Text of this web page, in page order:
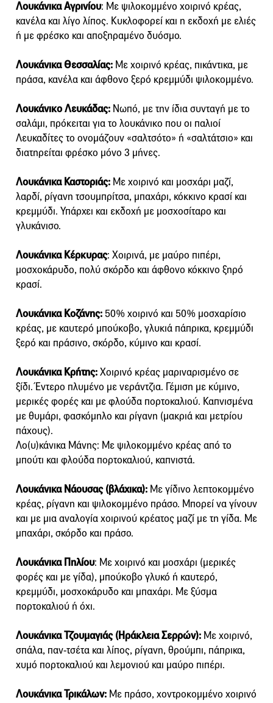
Λουκάνικα Αγρινίου: Με ψιλοκομμένο χοιρινό κρέας,
κανέλα και λίγο λίπος. Κυκλοφορεί και η εκδοχή με ελιές
ή με φρέσκο και αποξηραμένο δυόσμο.
Λουκάνικα Θεσσαλίας: Με χοιρινό κρέας, πικάντικα, με
πράσα, κανέλα και άφθονο ξερό κρεμμύδι ψιλοκομμένο.
Λουκάνικο Λευκάδας: Νωπό, με την ίδια συνταγή με το
σαλάμι, πρόκειται για το λουκάνικο που οι παλιοί
Λευκαδίτες το ονομάζουν «σαλτσότο» ή «σαλτάτσιο» και
διατηρείται φρέσκο μόνο 3 μήνες.
Λουκάνικα Καστοριάς: Με χοιρινό και μοσχάρι μαζί,
λαρδί, ρίγανη τσουμπρίτσα, μπαχάρι, κόκκινο κρασί και
κρεμμύδι. Υπάρχει και εκδοχή με μοσχοσίταρο και
γλυκάνισο.
Λουκάνικα Κέρκυρας: Χοιρινά, με μαύρο πιπέρι,
μοσχοκάρυδο, πολύ σκόρδο και άφθονο κόκκινο ξηρό
κρασί.
Λουκάνικα Κοζάνης: 50% χοιρινό και 50% μοσχαρίσιο
κρέας, με καυτερό μπούκοβο, γλυκιά πάπρικα, κρεμμύδι
ξερό και πράσινο, σκόρδο, κύμινο και κρασί.
Λουκάνικα Κρήτης:Χοιρινό κρέας μαριναρισμένο σε
ξίδι. Έντερο πλυμένο με νεράντζια. Γέμιση με κύμινο,
μερικές φορές και με φλούδα πορτοκαλιού. Καπνισμένα
με θυμάρι, φασκόμηλο και ρίγανη (μακριά και μετρίου
πάχους).
Λο(υ)κάνικα Μάνης: Με ψιλοκομμένο κρέας από το
μπούτι και φλούδα πορτοκαλιού, καπνιστά.
Λουκάνικα Νάουσας (βλάχικα): Με γίδινο λεπτοκομμένο
κρέας, ρίγανη και ψιλοκομμένο πράσο. Μπορεί να γίνουν
και με μια αναλογία χοιρινού κρέατος μαζί με τη γίδα. Με
μπαχάρι, σκόρδο και πράσο.
Λουκάνικα Πηλίου: Με χοιρινό και μοσχάρι (μερικές
φορές και με γίδα), μπούκοβο γλυκό ή καυτερό,
κρεμμύδι, μοσχοκάρυδο και μπαχάρι. Με ξύσμα
πορτοκαλιού ή όχι.
Λουκάνικα Τζουμαγιάς (Ηράκλεια Σερρών): Με χοιρινό,
σπάλα, παν-τσέτα και λίπος, ρίγανη, θρούμπι, πάπρικα,
χυμό πορτοκαλιού και λεμονιού και μαύρο πιπέρι.
Λουκάνικα Τρικάλων: Με πράσο, χοντροκομμένο χοιρινό